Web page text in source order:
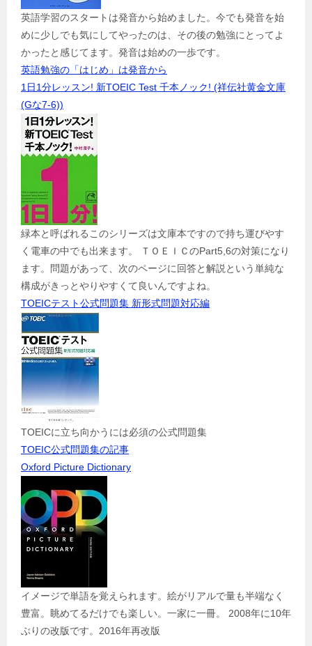
英語学習のスタートは発音から始めました。今でも発音を始
めに少しでも気にしてやったのは、その後の勉強にとってよ
かったと感じてます。発音は始めの一歩です。
英語勉強の「はじめ」は発音から
1日1分レッスン! 新TOEIC Test 千本ノック! (祥伝社黄金文庫
(Gな7-6))
緑本と呼ばれるこのシリーズは文庫本ですので持ち運びやす
く電車の中でも出来ます。 ＴＯＥＩＣのPart5,6の対策になり
ます。問題があって、次のページに回答と解説という単純な
構成がきっとやりやすくて良いんですよね。
TOEICテスト公式問題集 新形式問題対応編
TOEICに立ち向かうには必須の公式問題集
TOEIC公式問題集の記事
Oxford Picture Dictionary
イメージで単語を覚えられます。絵がリアルで量も半端なく
豊富。眺めてるだけでも楽しい。一家に一冊。 2008年に10年
ぶりの改版です。2016年再改版